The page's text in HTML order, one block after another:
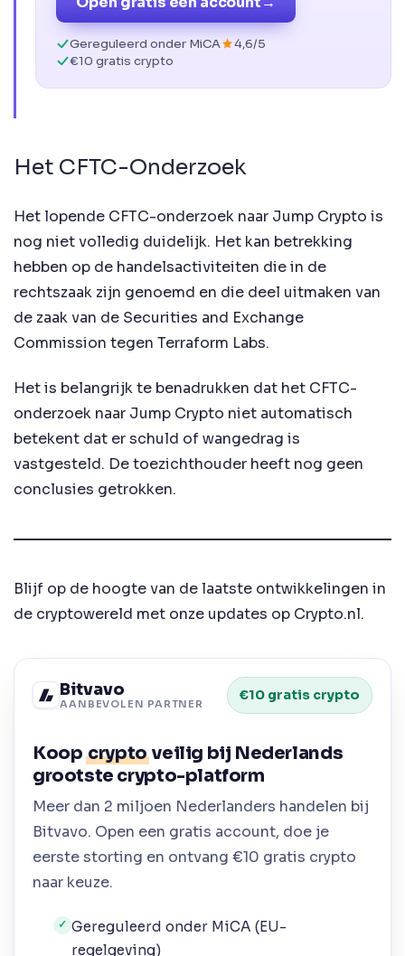
Gereguleerd onder MiCA
4,6/5
€10 gratis crypto
Het CFTC-Onderzoek
Het lopende CFTC-onderzoek naar Jump Crypto is
nog niet volledig duidelijk. Het kan betrekking
hebben op de handelsactiviteiten die in de
rechtszaak zijn genoemd en die deel uitmaken van
de zaak van de Securities and Exchange
Commission tegen Terraform Labs.
Het is belangrijk te benadrukken dat het CFTC-
onderzoek naar Jump Crypto niet automatisch
betekent dat er schuld of wangedrag is
vastgesteld. De toezichthouder heeft nog geen
conclusies getrokken.
Blijf op de hoogte van de laatste ontwikkelingen in
de cryptowereld met onze updates op Crypto.nl.
Bitvavo
AANBEVOLEN PARTNER
€10 gratis crypto
Koopcryptoveilig bij Nederlands
grootste crypto-platform
Meer dan 2 miljoen Nederlanders handelen bij
Bitvavo. Open een gratis account, doe je
eerste storting en ontvang €10 gratis crypto
naar keuze.
✓ Gereguleerd onder MiCA (EU-
regelgeving)